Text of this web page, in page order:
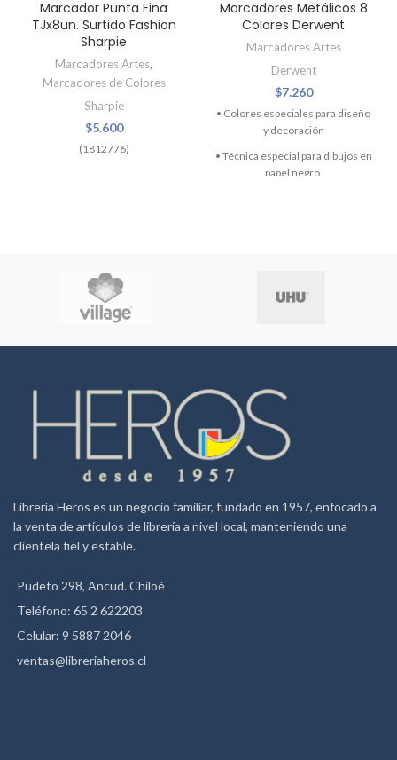
Marcador Punta Fina
TJx8un. Surtido Fashion
Sharpie
Marcadores Artes,
Marcadores de Colores
Sharpie
$5.600
(1812776)
Marcadores Metálicos 8
Colores Derwent
Marcadores Artes
Derwent
$7.260
• Colores especiales para diseño
y decoración
• Técnica especial para dibujos en
papel negro.
Librería Heros es un negocio familiar, fundado en 1957, enfocado a
la venta de artículos de librería a nivel local, manteniendo una
clientela fiel y estable.
Pudeto 298, Ancud. Chiloé
Teléfono: 65 2 622203
Celular: 9 5887 2046
ventas@libreriaheros.cl